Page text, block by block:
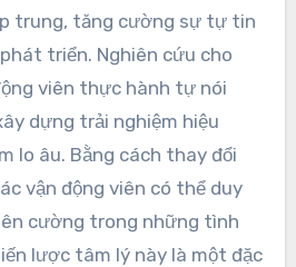
trung, tăng cường sự tự tin
triển. Nghiên cứu cho
viên thực hành tự nói
dựng trải nghiệm hiệu
lo âu. Bằng cách thay đổi
vận động viên có thể duy
cường trong những tình
lược tâm lý này là một đặc